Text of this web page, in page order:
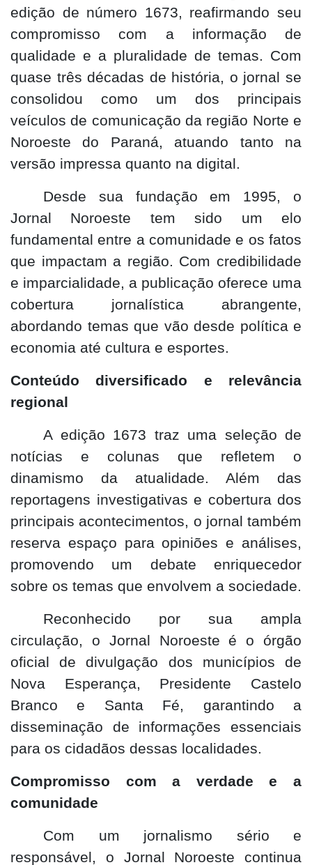
edição de número 1673, reafirmando seu
compromisso com a informação de
qualidade e a pluralidade de temas. Com
quase três décadas de história, o jornal se
consolidou como um dos principais
veículos de comunicação da região Norte e
Noroeste do Paraná, atuando tanto na
versão impressa quanto na digital.
Desde sua fundação em 1995, o
Jornal Noroeste tem sido um elo
fundamental entre a comunidade e os fatos
que impactam a região. Com credibilidade
e imparcialidade, a publicação oferece uma
cobertura jornalística abrangente,
abordando temas que vão desde política e
economia até cultura e esportes.
Conteúdo diversificado e relevância
regional
A edição 1673 traz uma seleção de
notícias e colunas que refletem o
dinamismo da atualidade. Além das
reportagens investigativas e cobertura dos
principais acontecimentos, o jornal também
reserva espaço para opiniões e análises,
promovendo um debate enriquecedor
sobre os temas que envolvem a sociedade.
Reconhecido por sua ampla
circulação, o Jornal Noroeste é o órgão
oficial de divulgação dos municípios de
Nova Esperança, Presidente Castelo
Branco e Santa Fé, garantindo a
disseminação de informações essenciais
para os cidadãos dessas localidades.
Compromisso com a verdade e a
comunidade
Com um jornalismo sério e
responsável, o Jornal Noroeste continua